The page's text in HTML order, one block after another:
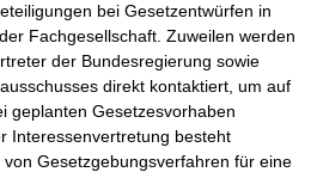
bei Gesetzentwürfen in
Fachgesellschaft. Zuweilen werden
der Bundesregierung sowie
direkt kontaktiert, um auf
geplanten Gesetzesvorhaben
Interessenvertretung besteht
Gesetzgebungsverfahren für eine